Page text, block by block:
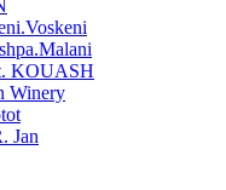
KOUASH
Winery
Jan